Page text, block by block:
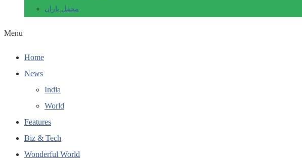
محفل یاراں
Menu
Home
News
India
World
Features
Biz & Tech
Wonderful World